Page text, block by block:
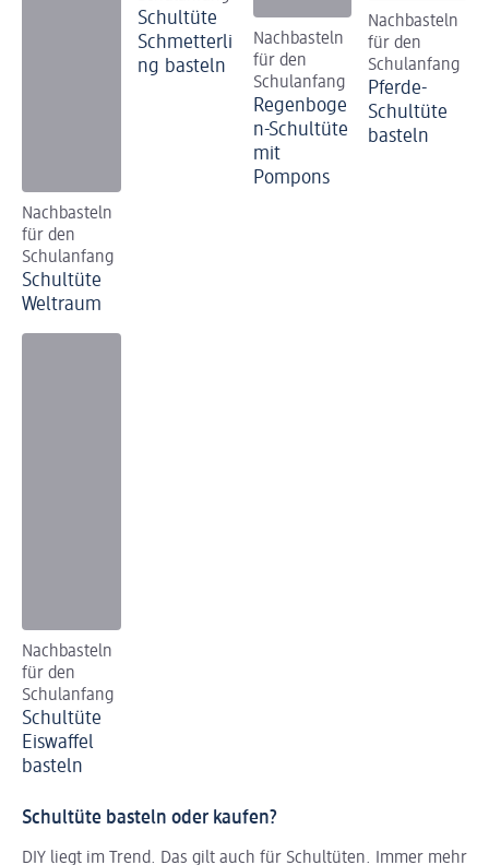
Nachbasteln
für den
Schulanfang
Schultüte
Weltraum
Schultüte
Schmetterli
ng basteln
Nachbasteln
für den
Schulanfang
Regenboge
n-Schultüte
mit
Pompons
Nachbasteln
für den
Schulanfang
Pferde-
Schultüte
basteln
Nachbasteln
für den
Schulanfang
Schultüte
Eiswaffel
basteln
Schultüte basteln oder kaufen?
DIY liegt im Trend. Das gilt auch für Schultüten. Immer mehr